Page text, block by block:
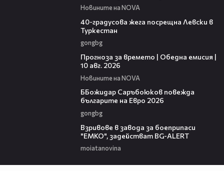
Новините на NOVA
40-градусова жега посрещна Левски в
Туркестан
gongbg
Прогноза за времето | Обедна емисия |
10 авг. 2026
Новините на NOVA
ББожидар Саръбоюков повежда
българите на Евро 2026
gongbg
Взривове в завода за боеприпаси
"ЕМКО", задействат BG-ALERT
moiatanovina